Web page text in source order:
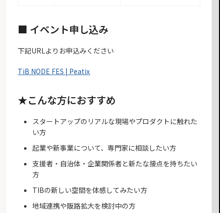
■ イベント申し込み
下記URLよりお申込みください
TiB NODE FES | Peatix
★こんな方におすすめ
スタートアップのリアルな現場やプロダクトに触れた
い方
起業や新事業について、専門家に相談したい方
支援者・自治体・企業関係者と新たな接点を持ちたい
方
TIBの新しい空間を体感してみたい方
地域連携や販路拡大を検討中の方